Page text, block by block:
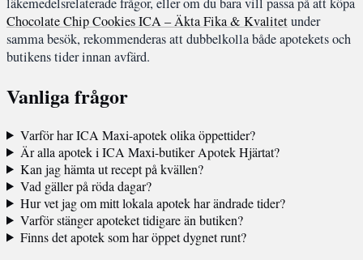
Chocolate Chip Cookies ICA – Äkta Fika & Kvalitetunder
samma besök, rekommenderas att dubbelkolla både apotekets och
butikens tider innan avfärd.
Vanliga frågor
Varför har ICA Maxi-apotek olika öppettider?
Är alla apotek i ICA Maxi-butiker Apotek Hjärtat?
Kan jag hämta ut recept på kvällen?
Vad gäller på röda dagar?
Hur vet jag om mitt lokala apotek har ändrade tider?
Varför stänger apoteket tidigare än butiken?
Finns det apotek som har öppet dygnet runt?